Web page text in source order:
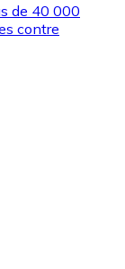
de 40 000
contre